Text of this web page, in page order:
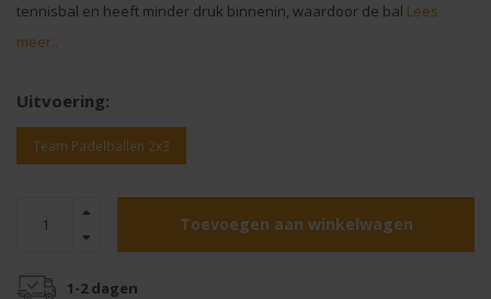
tennisbal en heeft minder druk binnenin, waardoor de bal Lees
meer..
Uitvoering:
Team Padelballen 2x3
Toevoegen aan winkelwagen
1-2 dagen